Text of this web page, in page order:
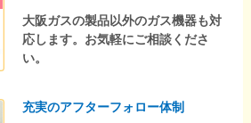
大阪ガスの製品以外のガス機器も対
応します。お気軽にご相談くださ
い。
充実のアフターフォロー体制